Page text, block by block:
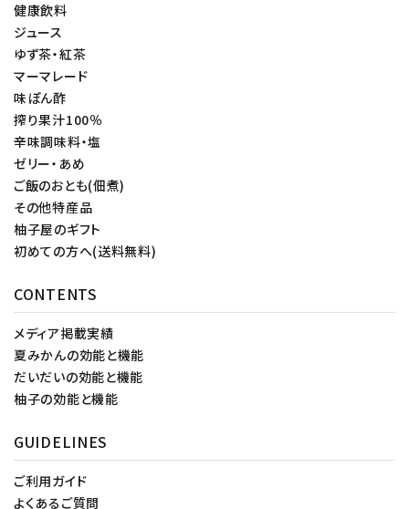
健康飲料
ジュース
ゆず茶・紅茶
マーマレード
味ぽん酢
搾り果汁100％
辛味調味料・塩
ゼリー・あめ
ご飯のおとも(佃煮)
その他特産品
柚子屋のギフト
初めての方へ(送料無料)
CONTENTS
メディア掲載実績
夏みかんの効能と機能
だいだいの効能と機能
柚子の効能と機能
GUIDELINES
ご利用ガイド
よくあるご質問